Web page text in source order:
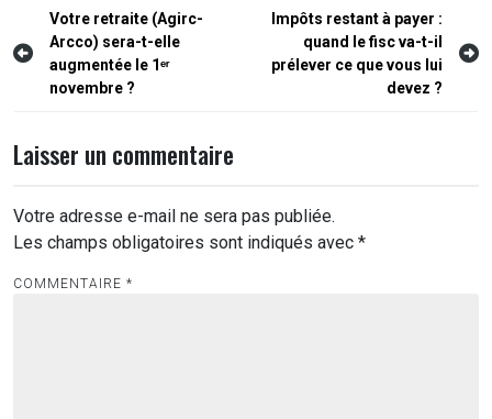
Navigation
de
l’article
Votre retraite (Agirc-
Arcco) sera-t-elle
augmentée le 1ᵉʳ
novembre ?
Impôts restant à payer :
quand le fisc va-t-il
prélever ce que vous lui
devez ?
Laisser un commentaire
Votre adresse e-mail ne sera pas publiée.
Les champs obligatoires sont indiqués avec *
COMMENTAIRE *